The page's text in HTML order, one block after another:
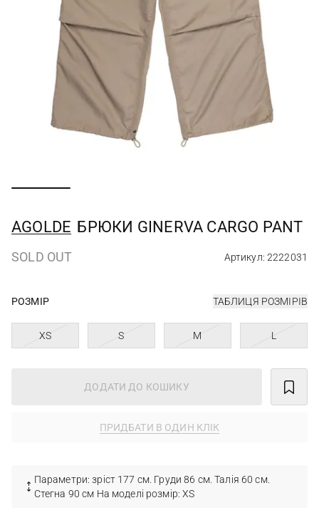
AGOLDE БРЮКИ GINERVA CARGO PANT
SOLD OUT Артикул: 2222031
РОЗМІР ТАБЛИЦЯ РОЗМІРІВ
XS S M L
ДОДАТИ ДО КОШИКУ
ПРИДБАТИ В ОДИН КЛІК
Параметри: зріст 177 см. Груди 86 см. Талія 60 см.
Стегна 90 см На моделі розмір: XS